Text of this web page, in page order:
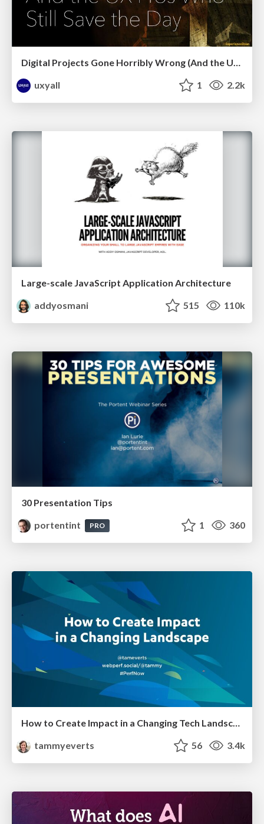
Digital Projects Gone Horribly Wrong (And the UX Pros Who Still Save the Day) - Dean Schuster
uxyall
1 2.2k
Large-scale JavaScript Application Architecture
addyosmani
515 110k
30 Presentation Tips
portentint
PRO 1 360
tammyeverts
56 3.4k